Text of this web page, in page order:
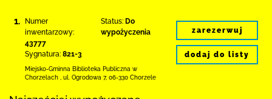
1.
Numer
inwentarzowy:
43777
Sygnatura: 821-3
Status: Do
wypożyczenia
Miejsko-Gminna Biblioteka Publiczna w
Chorzelach
ul. Ogrodowa 7, 06-330 Chorzele
zarezerwuj
dodaj do listy